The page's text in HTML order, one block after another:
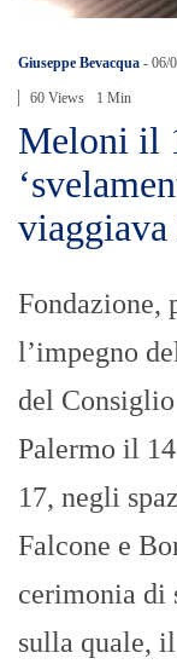
Giuseppe Bevacqua - 06/
60 Views 1 Min
Meloni il
viaggiava
Fondazione,
l’impegno
del
Palermo il
17, negli
Falcone e
cerimonia di
sulla quale,